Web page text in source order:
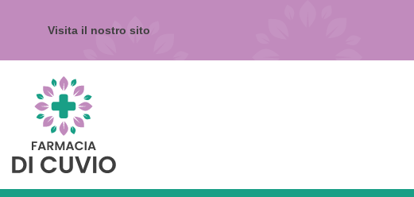
Visita il nostro sito
Farmacia
Cuvio